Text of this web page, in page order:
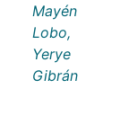
Mayén
Lobo,
Yerye
Gibrán